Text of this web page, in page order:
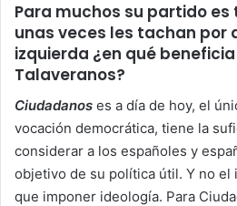
Para muchos su partido
unas veces les tachan por
izquierda ¿en qué
Talaveranos?
Ciudadanos es a día de hoy, el
vocación democrática, tiene la
considerar a los españoles y
objetivo de su política útil. Y no el
que imponer ideología. Para